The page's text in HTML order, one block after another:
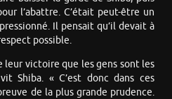
l’abattre. C’était peut-être un
Il pensait qu’il devait à
possible.
leur victoire que les gens sont les
Shiba. « C’est donc dans ces
de la plus grande prudence.